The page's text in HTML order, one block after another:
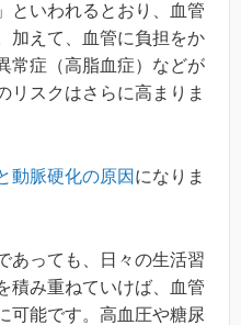
といわれるとおり、血管
加えて、血管に負担をか
常症（高脂血症）などが
リスクはさらに高まりま
動脈硬化の原因 になりま
あっても、日々の生活習
積み重ねていけば、血管
可能です。高血圧や糖尿